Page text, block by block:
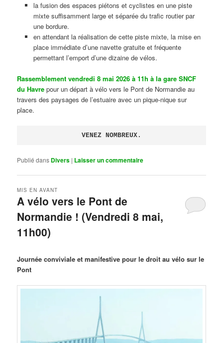
la fusion des espaces piétons et cyclistes en une piste
mixte suffisamment large et séparée du trafic routier par
une bordure.
en attendant la réalisation de cette piste mixte, la mise en
place immédiate d’une navette gratuite et fréquente
permettant l’emport d’une dizaine de vélos.
Rassemblement vendredi 8 mai 2026 à 11h à la gare SNCF
du Havre pour un départ à vélo vers le Pont de Normandie au
travers des paysages de l’estuaire avec un pique-nique sur
place.
VENEZ NOMBREUX.
Publié dans Divers | Laisser un commentaire
A vélo vers le Pont de
Normandie ! (Vendredi 8 mai,
11h00)
MIS EN AVANT
Journée conviviale et manifestive pour le droit au vélo sur le
Pont